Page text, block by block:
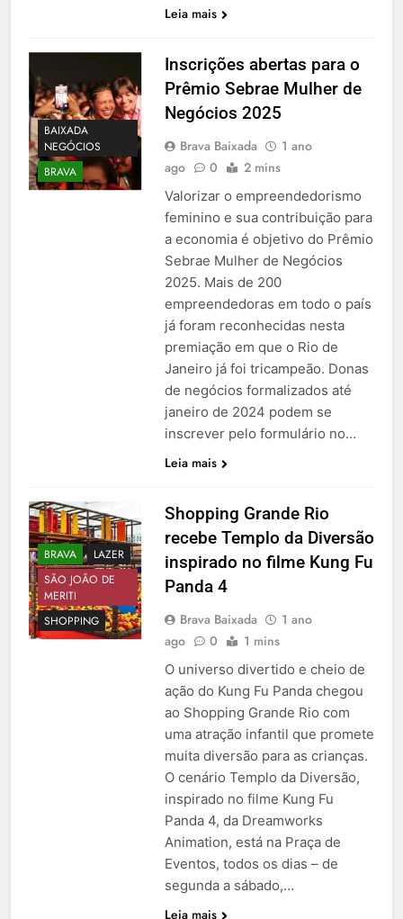
Leia mais
BAIXADA
NEGÓCIOS
BRAVA
Inscrições abertas para o
Prêmio Sebrae Mulher de
Negócios 2025
Brava Baixada
1 ano
ago
0 2 mins
Valorizar o empreendedorismo
feminino e sua contribuição para
a economia é objetivo do Prêmio
Sebrae Mulher de Negócios
2025. Mais de 200
empreendedoras em todo o país
já foram reconhecidas nesta
premiação em que o Rio de
Janeiro já foi tricampeão. Donas
de negócios formalizados até
janeiro de 2024 podem se
inscrever pelo formulário no…
Leia mais
BRAVA
LAZER
SÃO JOÃO DE
MERITI
SHOPPING
Shopping Grande Rio
recebe Templo da Diversão
inspirado no filme Kung Fu
Panda 4
Brava Baixada
1 ano
ago
0 1 mins
O universo divertido e cheio de
ação do Kung Fu Panda chegou
ao Shopping Grande Rio com
uma atração infantil que promete
muita diversão para as crianças.
O cenário Templo da Diversão,
inspirado no filme Kung Fu
Panda 4, da Dreamworks
Animation, está na Praça de
Eventos, todos os dias – de
segunda a sábado,…
Leia mais